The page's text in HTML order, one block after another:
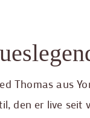
Thomas aus
den er live seit